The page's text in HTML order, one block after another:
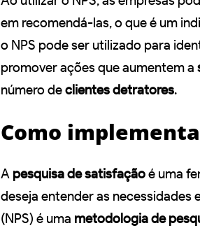
em recomendá-las, o que é um
o NPS pode ser utilizado para
promover ações que aumentem a
número declientes detratores.
Como
A pesquisa de satisfaçãoé uma
deseja entender as necessidades
(NPS) é uma metodologia de